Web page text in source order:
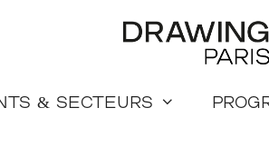
& secteurs